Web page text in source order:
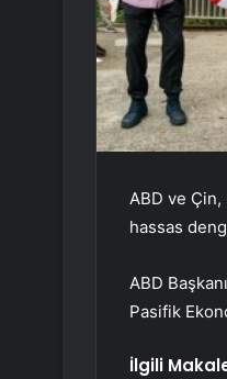
ABD ve
hassas
ABD
Pasifik
İlgili